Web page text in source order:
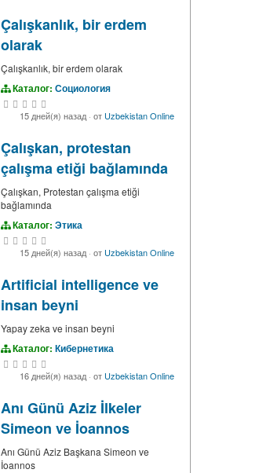
Çalışkanlık, bir erdem
olarak
Çalışkanlık, bir erdem olarak
Каталог: Социология
15 дней(я) назад· от Uzbekistan Online
Çalışkan, protestan
çalışma etiği bağlamında
Çalışkan, Protestan çalışma etiği
bağlamında
Каталог: Этика
15 дней(я) назад· от Uzbekistan Online
Artificial intelligence ve
insan beyni
Yapay zeka ve insan beyni
Каталог: Кибернетика
16 дней(я) назад· от Uzbekistan Online
Anı Günü Aziz İlkeler
Simeon ve İoannos
Anı Günü Aziz Başkana Simeon ve
İoannos